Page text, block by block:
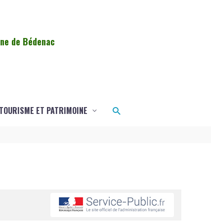
de Bédenac
TOURISME ET PATRIMOINE Rechercher